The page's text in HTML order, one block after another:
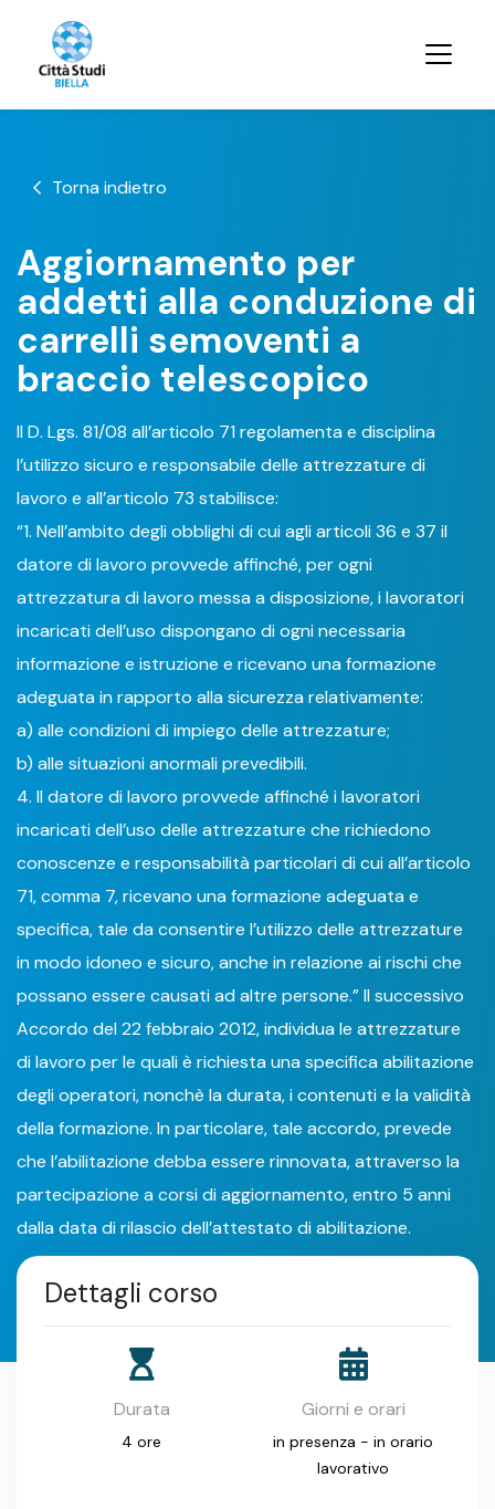
Torna indietro
Aggiornamento per
addetti alla conduzione di
carrelli semoventi a
braccio telescopico
Il D. Lgs. 81/08 all’articolo 71 regolamenta e disciplina
l’utilizzo sicuro e responsabile delle attrezzature di
lavoro e all’articolo 73 stabilisce:
“1. Nell’ambito degli obblighi di cui agli articoli 36 e 37 il
datore di lavoro provvede affinché, per ogni
attrezzatura di lavoro messa a disposizione, i lavoratori
incaricati dell’uso dispongano di ogni necessaria
informazione e istruzione e ricevano una formazione
adeguata in rapporto alla sicurezza relativamente:
a) alle condizioni di impiego delle attrezzature;
b) alle situazioni anormali prevedibili.
4. Il datore di lavoro provvede affinché i lavoratori
incaricati dell’uso delle attrezzature che richiedono
conoscenze e responsabilità particolari di cui all’articolo
71, comma 7, ricevano una formazione adeguata e
specifica, tale da consentire l’utilizzo delle attrezzature
in modo idoneo e sicuro, anche in relazione ai rischi che
possano essere causati ad altre persone.” Il successivo
Accordo del 22 febbraio 2012, individua le attrezzature
di lavoro per le quali è richiesta una specifica abilitazione
degli operatori, nonchè la durata, i contenuti e la validità
della formazione. In particolare, tale accordo, prevede
che l’abilitazione debba essere rinnovata, attraverso la
partecipazione a corsi di aggiornamento, entro 5 anni
dalla data di rilascio dell’attestato di abilitazione.
Dettagli corso
Durata
4 ore
Giorni e orari
in presenza - in orario
lavorativo